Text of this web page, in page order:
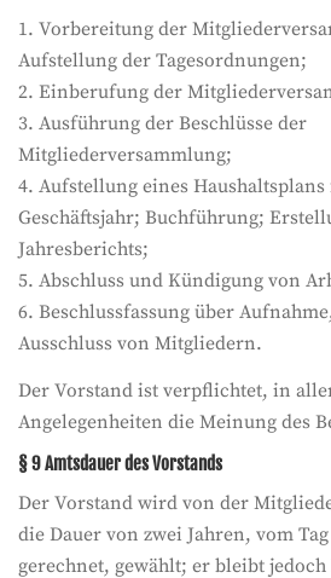
1. Vorbereitung der
Aufstellung der Tagesordnungen;
2. Einberufung der
3. Ausführung der Beschlüsse der
Mitgliederversammlung;
4. Aufstellung eines Haushaltsplans
Geschäftsjahr; Buchführung;
Jahresberichts;
5. Abschluss und Kündigung von
6. Beschlussfassung über
Ausschluss von Mitgliedern.
Der Vorstand ist verpflichtet, in
Angelegenheiten die Meinung des
§ 9 Amtsdauer des Vorstands
Der Vorstand wird von der
die Dauer von zwei Jahren, vom
gerechnet, gewählt; er bleibt